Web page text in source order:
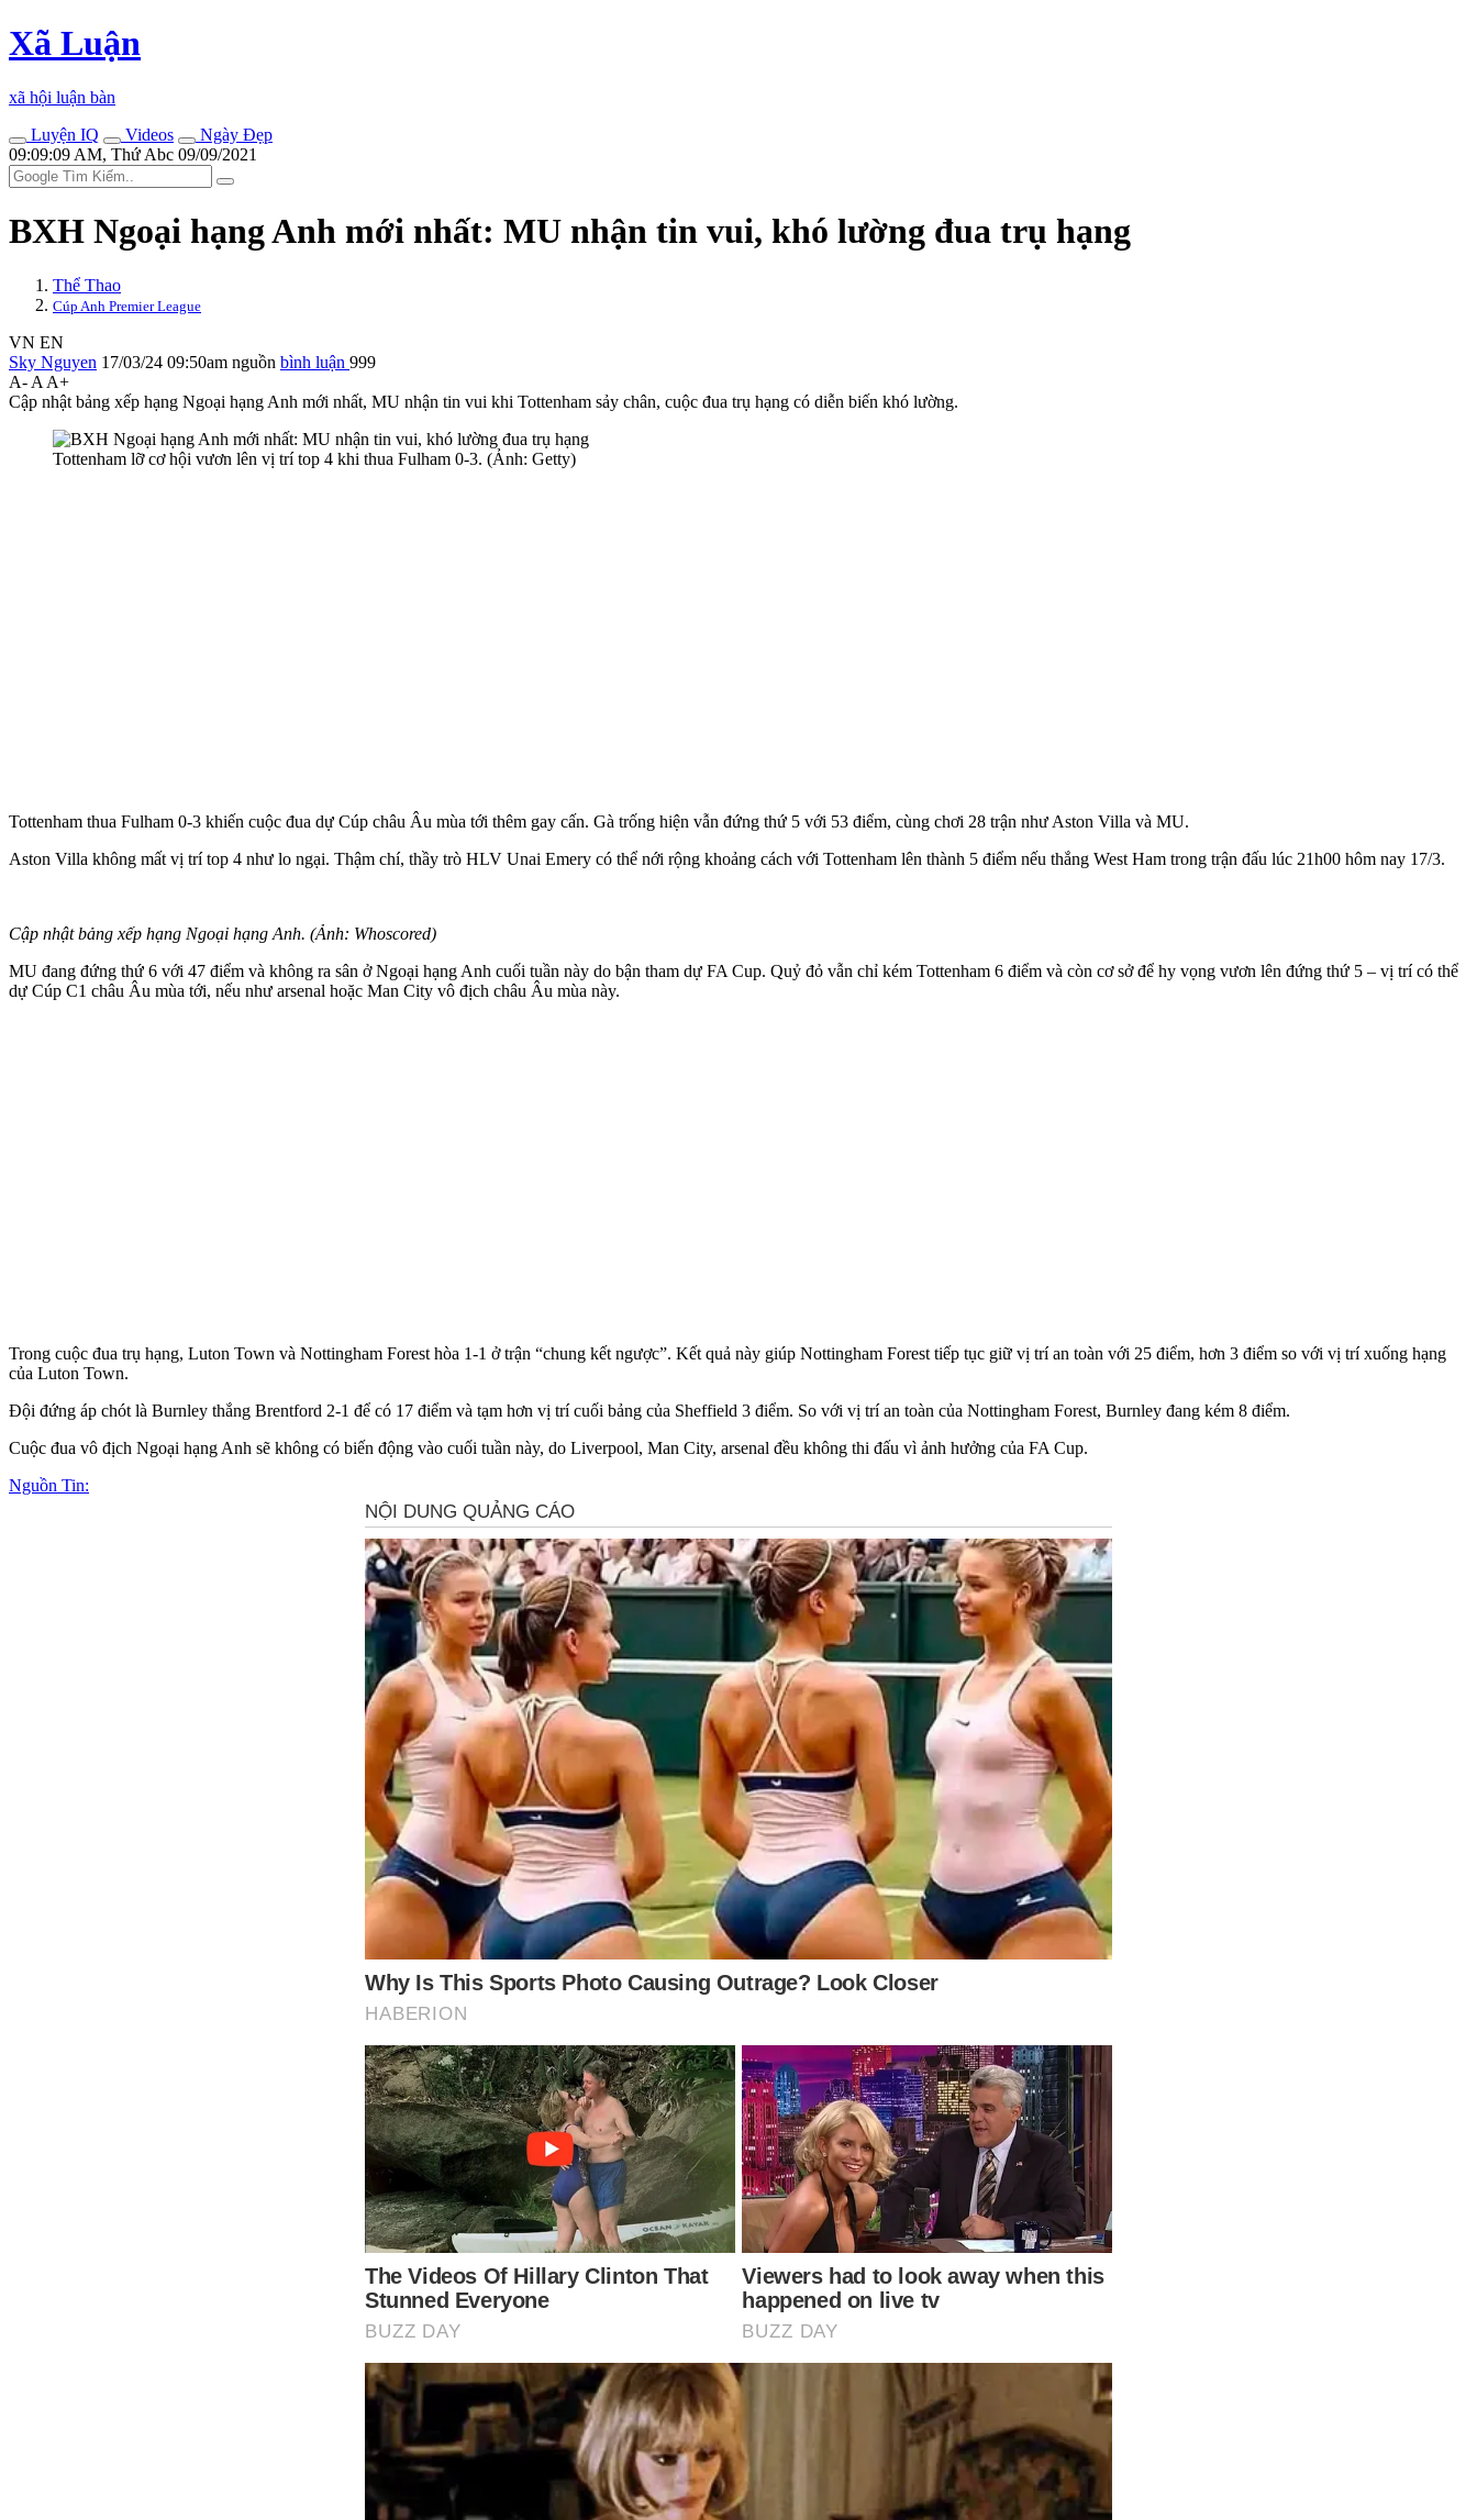
Xã Luận
xã hội luận bàn
Luyện IQ
Videos
Ngày Đẹp
09:09:09 AM, Thứ Abc 09/09/2021
BXH Ngoại hạng Anh mới nhất: MU nhận tin vui, khó lường đua trụ hạng
Thể Thao
Cúp Anh Premier League
VN EN
Sky Nguyen 17/03/24 09:50am nguồn bình luận 999
A- A A+
Cập nhật bảng xếp hạng Ngoại hạng Anh mới nhất, MU nhận tin vui khi Tottenham sảy chân, cuộc đua trụ hạng có diễn biến khó lường.
Tottenham lỡ cơ hội vươn lên vị trí top 4 khi thua Fulham 0-3. (Ảnh: Getty)
Tottenham thua Fulham 0-3 khiến cuộc đua dự Cúp châu Âu mùa tới thêm gay cấn. Gà trống hiện vẫn đứng thứ 5 với 53 điểm, cùng chơi 28 trận như Aston Villa và MU.
Aston Villa không mất vị trí top 4 như lo ngại. Thậm chí, thầy trò HLV Unai Emery có thể nới rộng khoảng cách với Tottenham lên thành 5 điểm nếu thắng West Ham trong trận đấu lúc 21h00 hôm nay 17/3.
Cập nhật bảng xếp hạng Ngoại hạng Anh. (Ảnh: Whoscored)
MU đang đứng thứ 6 với 47 điểm và không ra sân ở Ngoại hạng Anh cuối tuần này do bận tham dự FA Cup. Quỷ đỏ vẫn chỉ kém Tottenham 6 điểm và còn cơ sở để hy vọng vươn lên đứng thứ 5 – vị trí có thể
dự Cúp C1 châu Âu mùa tới, nếu như ars‌enal hoặc Man City vô địch châu Âu mùa này.
Trong cuộc đua trụ hạng, Luton Town và Nottingham Forest hòa 1-1 ở trận “chung kết ngược”. Kết quả này giúp Nottingham Forest tiếp tục giữ vị trí an toàn với 25 điểm, hơn 3 điểm so với vị trí xuống hạng
của Luton Town.
Đội đứng áp chót là Burnley thắng Brentford 2-1 để có 17 điểm và tạm hơn vị trí cuối bảng của Sheffield 3 điểm. So với vị trí an toàn của Nottingham Forest, Burnley đang kém 8 điểm.
Cuộc đua vô địch Ngoại hạng Anh sẽ không có biến động vào cuối tuần này, do Liverpool, Man City, ars‌enal đều không thi đấu vì ảnh hưởng của FA Cup.
Nguồn Tin: